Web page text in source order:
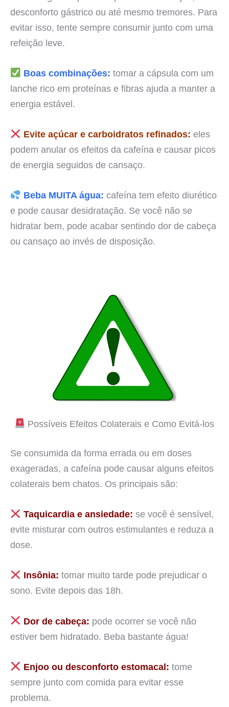
desconforto gástrico ou até mesmo tremores. Para
evitar isso, tente sempre consumir junto com uma
refeição leve.
Boas combinações: tomar a cápsula com um
lanche rico em proteínas e fibras ajuda a manter a
energia estável.
Evite açúcar e carboidratos refinados: eles
podem anular os efeitos da cafeína e causar picos
de energia seguidos de cansaço.
Beba MUITA água: cafeína tem efeito diurético
e pode causar desidratação. Se você não se
hidratar bem, pode acabar sentindo dor de cabeça
ou cansaço ao invés de disposição.
Possíveis Efeitos Colaterais e Como Evitá-los
Se consumida da forma errada ou em doses
exageradas, a cafeína pode causar alguns efeitos
colaterais bem chatos. Os principais são:
Taquicardia e ansiedade: se você é sensível,
evite misturar com outros estimulantes e reduza a
dose.
Insônia: tomar muito tarde pode prejudicar o
sono. Evite depois das 18h.
Dor de cabeça: pode ocorrer se você não
estiver bem hidratado. Beba bastante água!
Enjoo ou desconforto estomacal: tome
sempre junto com comida para evitar esse
problema.